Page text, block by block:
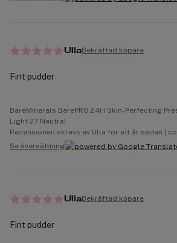
UllaBekräftad köpare
Fint pudder
BareMinerals BarePRO 24H Skin-Perfecting
Light 27 Neutral
Recensionen skrevs av Ulla för ett år sedan |
Se översättning
UllaBekräftad köpare
Fint pudder